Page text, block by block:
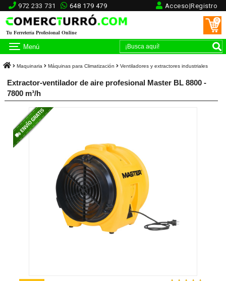
972 233 731 648 179 479 Acceso|Registro
Tu Ferretería Profesional Online
0
Menú
Maquinaria Máquinas para Climatización Ventiladores y extractores industriales
Extractor-ventilador de aire profesional Master BL 8800 -
7800 m³/h